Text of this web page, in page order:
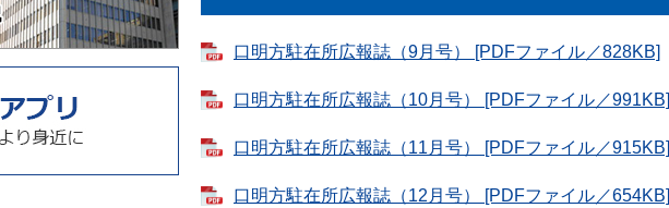
口明方駐在所広報誌（9月号） [PDFファイル／828KB]
口明方駐在所広報誌（10月号） [PDFファイル／991KB]
口明方駐在所広報誌（11月号） [PDFファイル／915KB]
口明方駐在所広報誌（12月号） [PDFファイル／654KB]